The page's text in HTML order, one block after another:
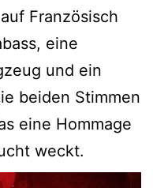
Französisch
eine
und ein
beiden Stimmen
eine Hommage
weckt.